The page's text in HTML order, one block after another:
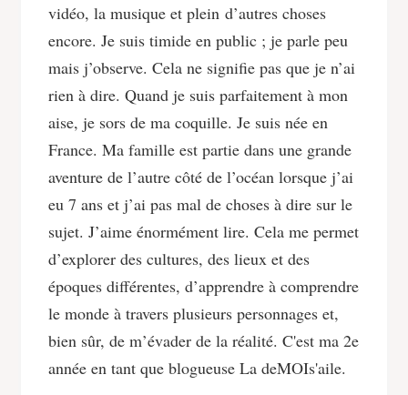
vidéo, la musique et plein d’autres choses
encore. Je suis timide en public ; je parle peu
mais j’observe. Cela ne signifie pas que je n’ai
rien à dire. Quand je suis parfaitement à mon
aise, je sors de ma coquille. Je suis née en
France. Ma famille est partie dans une grande
aventure de l’autre côté de l’océan lorsque j’ai
eu 7 ans et j’ai pas mal de choses à dire sur le
sujet. J’aime énormément lire. Cela me permet
d’explorer des cultures, des lieux et des
époques différentes, d’apprendre à comprendre
le monde à travers plusieurs personnages et,
bien sûr, de m’évader de la réalité. C'est ma 2e
année en tant que blogueuse La deMOIs'aile.